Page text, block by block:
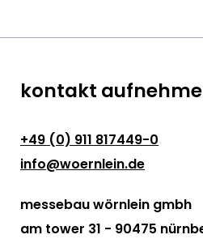
kontakt
+49 (0) 911 817449-0
info@woernlein.de
messebau wörnlein gmbh
am tower 31 - 90475